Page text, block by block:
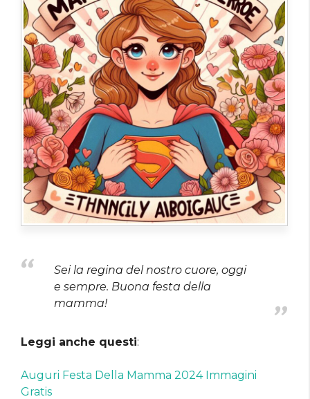
Sei la regina del nostro cuore, oggi
e sempre. Buona festa della
mamma!
Leggi anche questi:
Auguri Festa Della Mamma 2024 Immagini
Gratis